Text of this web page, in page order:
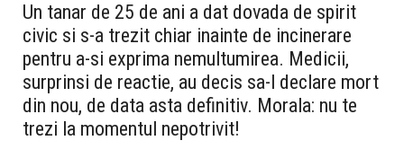
Un tanar de 25 de ani a dat dovada de spirit
civic si s-a trezit chiar inainte de incinerare
pentru a-si exprima nemultumirea. Medicii,
surprinsi de reactie, au decis sa-l declare mort
din nou, de data asta definitiv. Morala: nu te
trezi la momentul nepotrivit!